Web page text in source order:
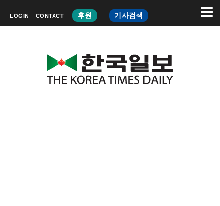
LOGIN CONTACT 후원 기사검색